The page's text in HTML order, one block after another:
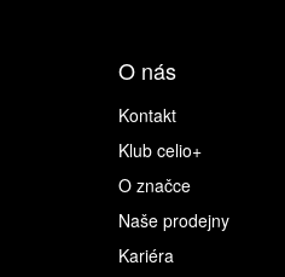
O nás
Kontakt
Klub celio+
O značce
Naše prodejny
Kariéra